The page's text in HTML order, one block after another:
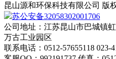
昆山源和环保科技有限公司 版
苏公安备32058302001706
公司地址：江苏昆山市巴城镇
万古工业园区
联系电话：0512-57655118 023-